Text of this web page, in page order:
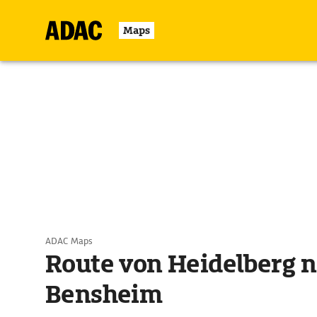
Maps
ADAC Maps
Route von Heidelberg
Bensheim